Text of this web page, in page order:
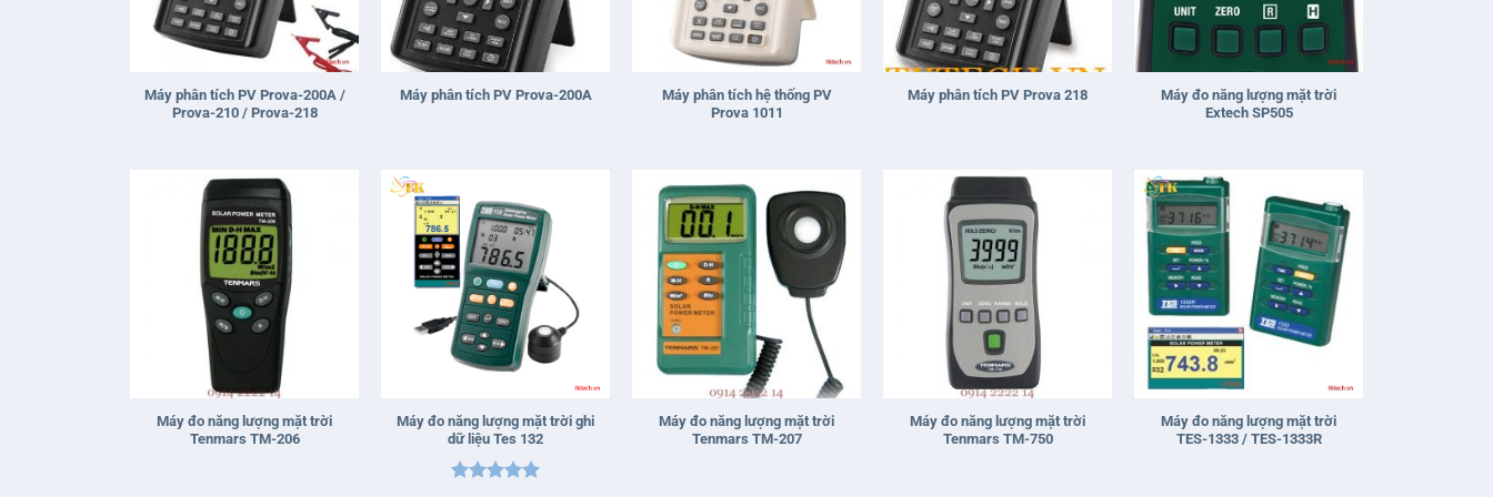
Máy phân tích PV Prova-200A /
Prova-210 / Prova-218
+
Máy phân tích PV Prova-200A
Máy phân tích hệ thống PV
Prova 1011
+
Máy phân tích PV Prova 218
Máy đo năng lượng mặt trời
Extech SP505
Máy đo năng lượng mặt trời
Tenmars TM-206
Máy đo năng lượng mặt trời ghi
dữ liệu Tes 132
+
Máy đo năng lượng mặt trời
Tenmars TM-207
Máy đo năng lượng mặt trời
Tenmars TM-750
+
Máy đo năng lượng mặt trời
TES-1333 / TES-1333R